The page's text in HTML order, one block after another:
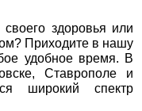
здоровья или
Приходите в нашу
удобное время. В
Ставрополе и
широкий спектр